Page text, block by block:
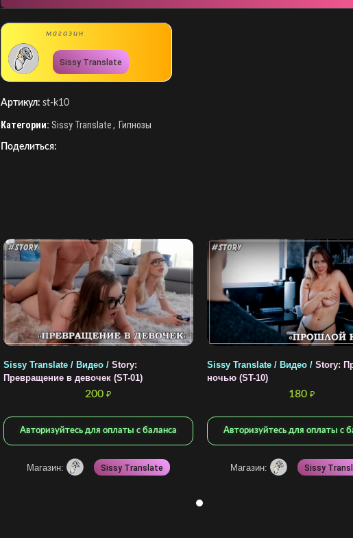
магазин
Sissy Translate
Артикул: st-k10
Категории: Sissy Translate, Гипнозы
Поделиться:
Sissy Translate / Видео /Story:
Превращение в девочек (ST-01)
200 ₽
Авторизуйтесь для оплаты с баланса
Магазин: Sissy Translate
Sissy Translate / Видео / Story:
ночью (ST-10)
180₽
Авторизуйтесь для оплаты с
Магазин: Sissy